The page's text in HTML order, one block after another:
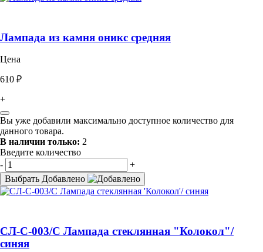
Лампада из камня оникс средняя
Цена
610 ₽
+
Вы уже добавили максимально доступное количество для
данного товара.
В наличии только: 2
Введите количество
-
+
Выбрать Добавлено
СЛ-С-003/С Лампада стеклянная "Колокол"/
синяя